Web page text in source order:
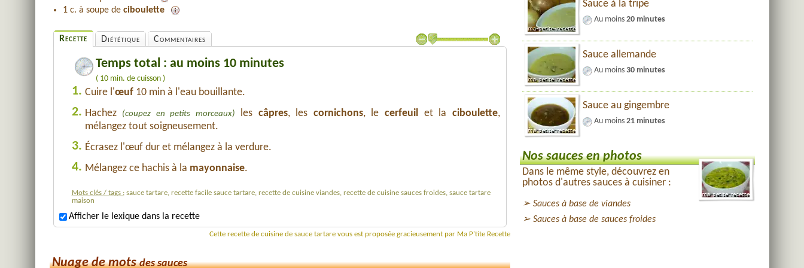
1 c. à soupe de ciboulette
Recette Diététique Commentaires
Temps total : au moins 10 minutes
( 10 min. de cuisson )
1. Cuire l'œuf10 min à l'eau bouillante.
2. Hachez (coupez en petits morceaux) les câpres, les cornichons, lecerfeuil et la ciboulette,
mélangez tout soigneusement.
3. Écrasez l'œuf dur et mélangez à la verdure.
4. Mélangez ce hachis à la mayonnaise.
Mots clés / tags : sauce tartare, recette facile sauce tartare, recette de cuisine viandes, recette de cuisine sauces froides, sauce tartare
maison
Afficher le lexique dans la recette
Cette recette de cuisine de sauce tartare vous est proposée gracieusement par Ma P'tite Recette
Nuage de motsdes sauces
Sauce à la tripe
Au moins 20 minutes
Sauce allemande
Au moins 30 minutes
Sauce au gingembre
Au moins 21 minutes
Nos sauces en photos
Dans le même style, découvrez en
photos d'autres sauces à cuisiner :
Sauces à base de viandes
Sauces à base de sauces froides